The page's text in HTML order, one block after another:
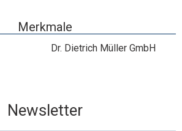
Merkmale
Dr. Dietrich Müller GmbH
Newsletter